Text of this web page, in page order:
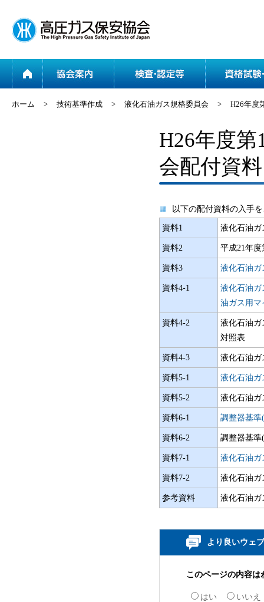
協会案内
ホーム > 技術基準作成 > 液化石油ガス規格委員会 > H26年度
H26年度
会配付資料
以下の配付資料の入手
資料1 液化石油ガ
資料2 平成21年
資料3 液化石油ガ
資料4-1
液化石油ガ
油ガス用マ
資料4-2
液化石油ガ
対照表
資料4-3 液化石油ガ
資料5-1 液化石油ガ
資料5-2 液化石油ガ
資料6-1 調整器基準
資料6-2 調整器基準
資料7-1 液化石油ガ
資料7-2 液化石油ガ
参考資料 液化石油ガ
より良いウェ
このページの内容は
はい いいえ